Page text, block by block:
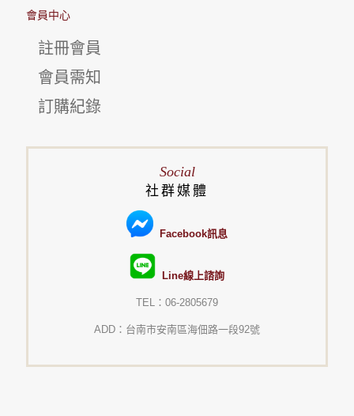
會員中心
註冊會員
會員需知
訂購紀錄
Social
社群媒體
Facebook訊息
Line線上諮詢
TEL：06-2805679
ADD：台南市安南區海佃路一段92號